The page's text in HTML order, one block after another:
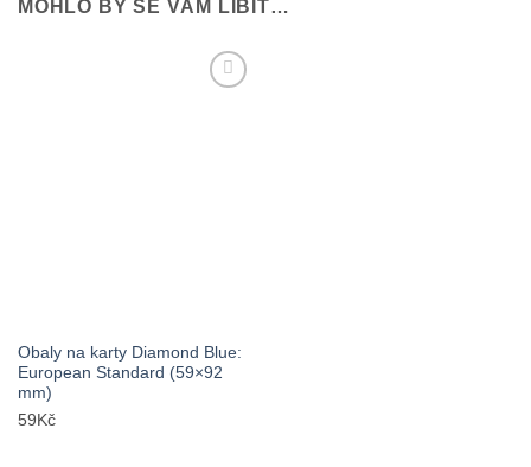
MOHLO BY SE VÁM LÍBIT…
Obaly na karty Diamond Blue:
European Standard (59×92
mm)
59Kč